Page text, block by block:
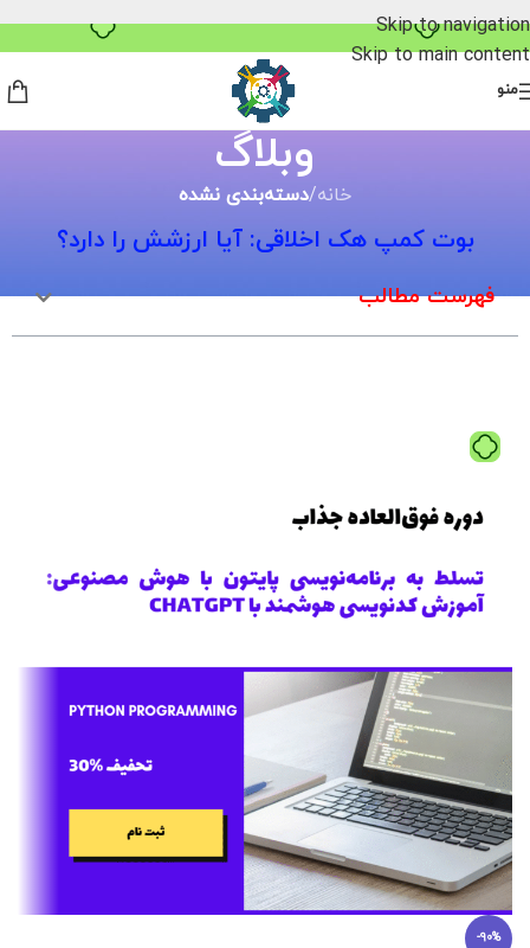
Skip to navigation
Skip to main content
منو
وبلاگ
خانه/دسته‌بندی نشده
بوت کمپ هک اخلاقی: آیا ارزشش را دارد؟
فهرست مطالب
-90%